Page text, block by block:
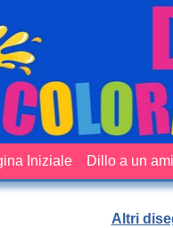
Iniziale Dillo a un
Altri